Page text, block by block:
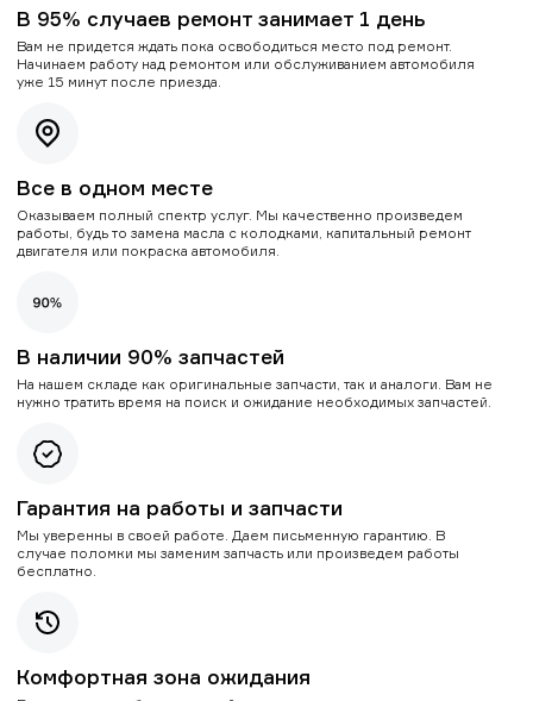
В 95% случаев ремонт занимает 1 день
Вам не придется ждать пока освободиться место под ремонт.
Начинаем работу над ремонтом или обслуживанием автомобиля
уже 15 минут после приезда.
Все в одном месте
Оказываем полный спектр услуг. Мы качественно произведем
работы, будь то замена масла с колодками, капитальный ремонт
двигателя или покраска автомобиля.
В наличии 90% запчастей
На нашем складе как оригинальные запчасти, так и аналоги. Вам не
нужно тратить время на поиск и ожидание необходимых запчастей.
Гарантия на работы и запчасти
Мы уверенны в своей работе. Даем письменную гарантию. В
случае поломки мы заменим запчасть или произведем работы
бесплатно.
Комфортная зона ожидания